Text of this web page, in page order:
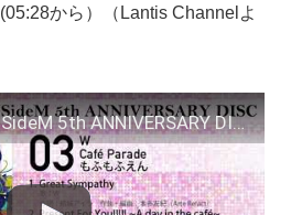
(05:28から）（Lantis Channelよ
THE IDOLM@STER SideM 5th ANNIVERSARY DISC 03 試聴動画